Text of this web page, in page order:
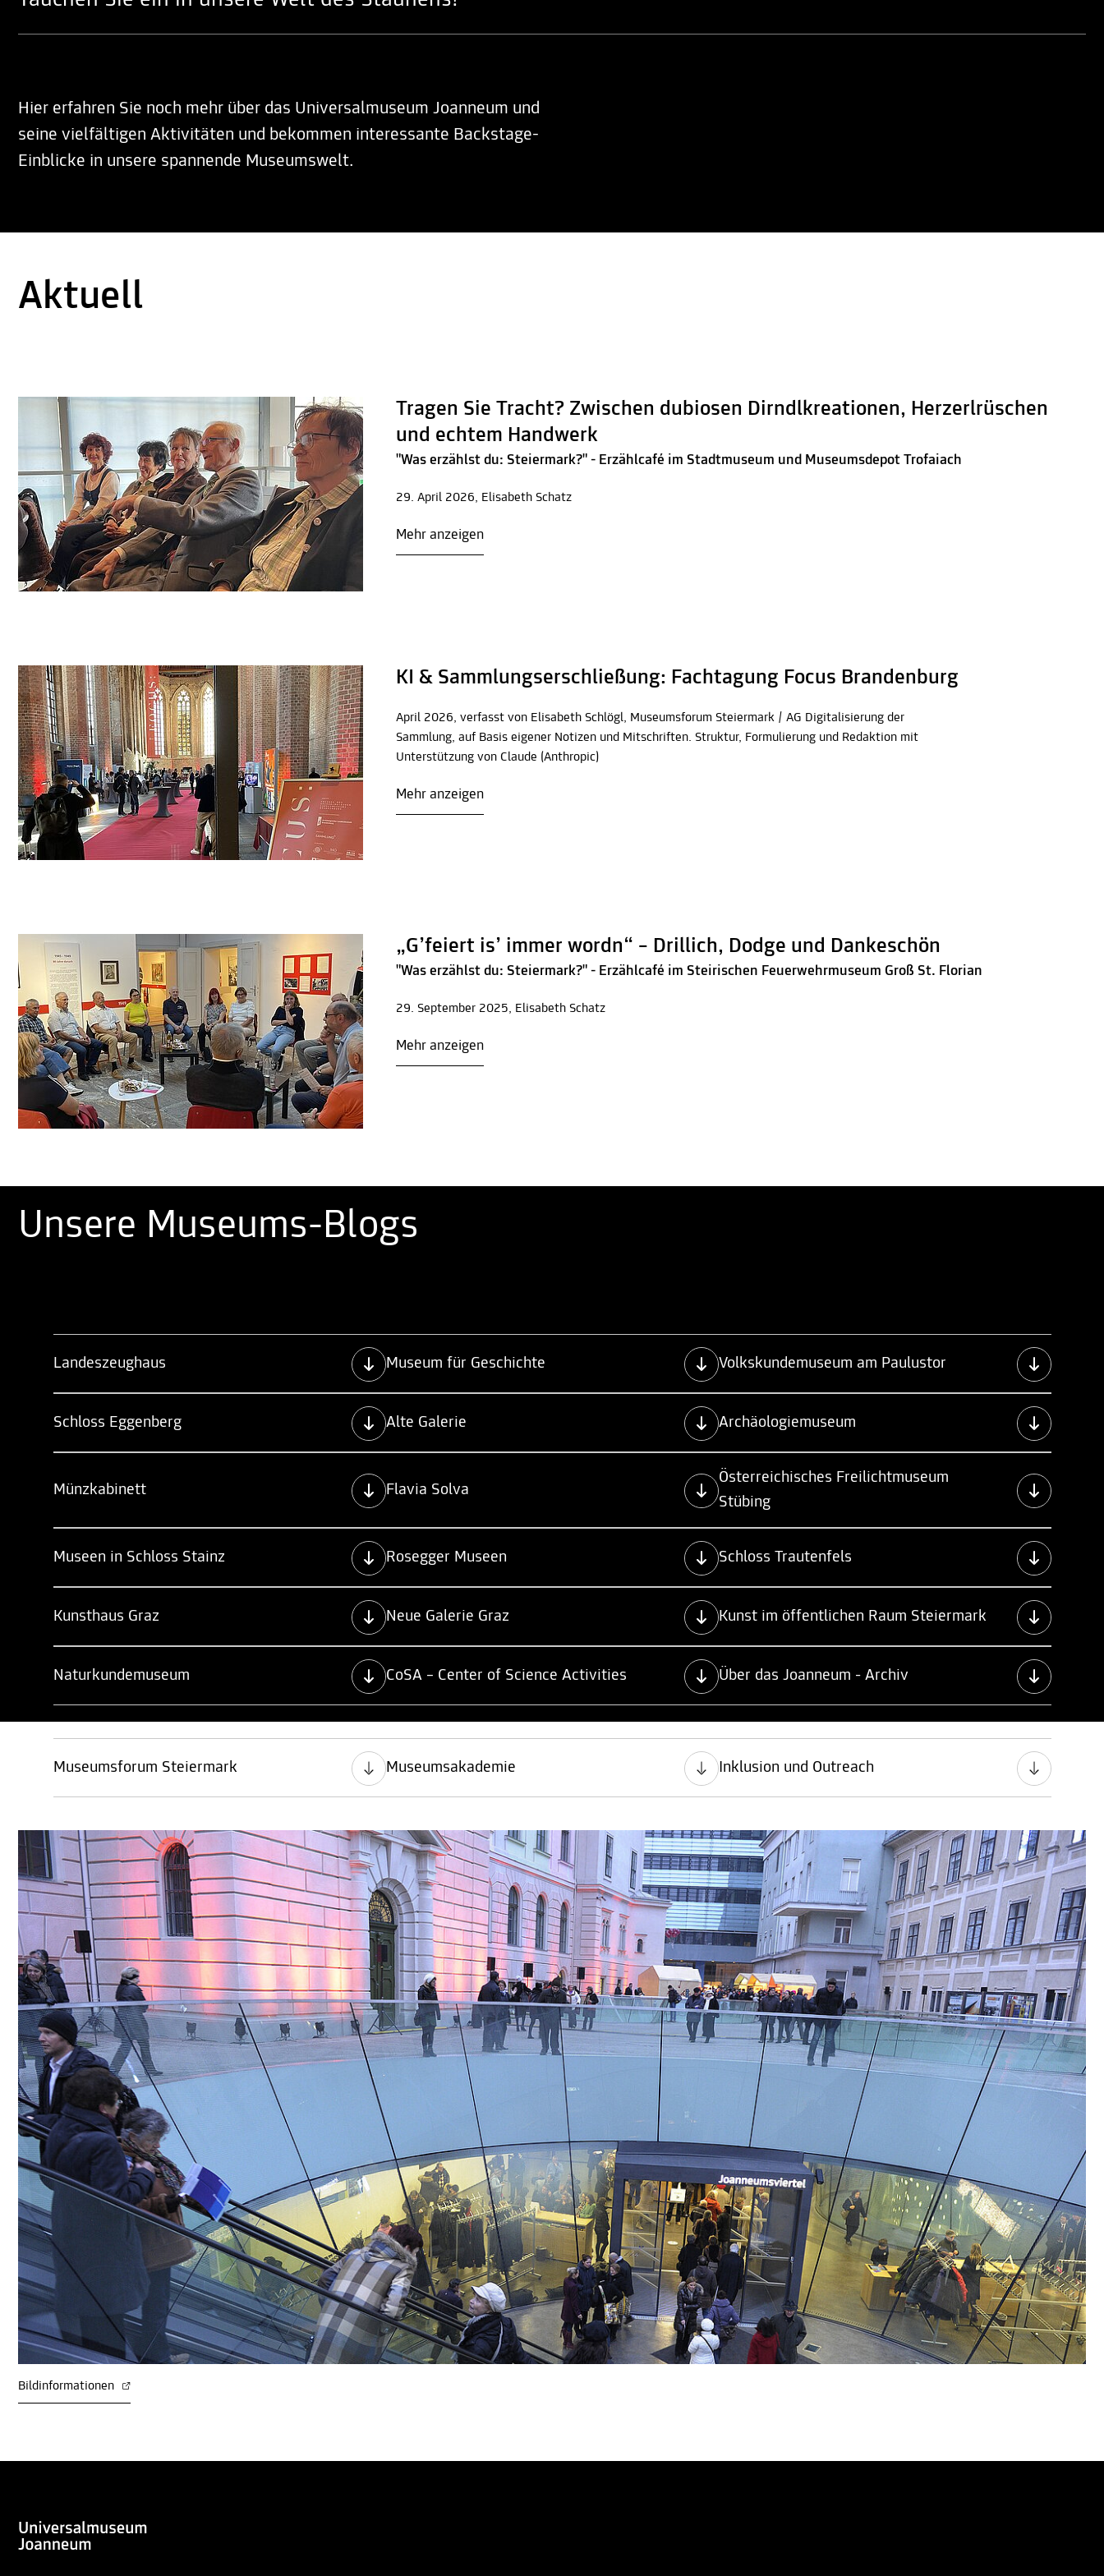
Hier erfahren Sie noch mehr über das Universalmuseum Joanneum und
seine vielfältigen Aktivitäten und bekommen interessante Backstage-
Einblicke in unsere spannende Museumswelt.
Aktuell
Tragen Sie Tracht? Zwischen dubiosen Dirndlkreationen, Herzerlrüschen
und echtem Handwerk
"Was erzählst du: Steiermark?" - Erzählcafé im Stadtmuseum und Museumsdepot Trofaiach
29. April 2026, Elisabeth Schatz
Mehr anzeigen
KI & Sammlungserschließung: Fachtagung Focus Brandenburg
April 2026, verfasst von Elisabeth Schlögl, Museumsforum Steiermark / AG Digitalisierung der
Sammlung, auf Basis eigener Notizen und Mitschriften. Struktur, Formulierung und Redaktion mit
Unterstützung von Claude (Anthropic)
Mehr anzeigen
„G’feiert is’ immer wordn“ – Drillich, Dodge und Dankeschön
"Was erzählst du: Steiermark?" - Erzählcafé im Steirischen Feuerwehrmuseum Groß St. Florian
29. September 2025, Elisabeth Schatz
Mehr anzeigen
Unsere Museums-Blogs
Landeszeughaus Museum für Geschichte Volkskundemuseum am Paulustor
Schloss Eggenberg Alte Galerie Archäologiemuseum
Münzkabinett Flavia Solva
Österreichisches Freilichtmuseum
Stübing
Museen in Schloss Stainz Rosegger Museen Schloss Trautenfels
Kunsthaus Graz Neue Galerie Graz Kunst im öffentlichen Raum Steiermark
Naturkundemuseum CoSA – Center of Science Activities Über das Joanneum - Archiv
Museumsforum Steiermark Museumsakademie Inklusion und Outreach
Bildinformationen